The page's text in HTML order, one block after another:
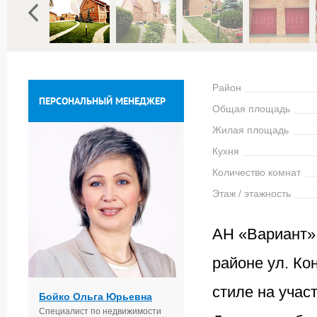
ПЕРСОНАЛЬНЫЙ МЕНЕДЖЕР
Бойко Ольга Юрьевна
Специалист по недвижимости
Район
Общая площадь
Жилая площадь
Кухня
Количество комнат
Этаж / этажность
АН «Вариант»
районе ул.
стиле на